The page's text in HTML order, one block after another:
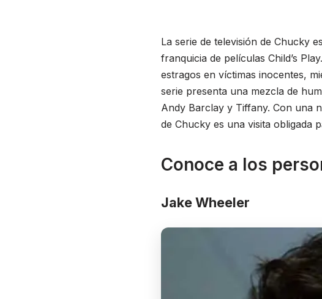
La serie de televisión de Chucky
franquicia de películas Child’s
estragos en víctimas inocentes,
serie presenta una mezcla de
Andy Barclay y Tiffany. Con una
de Chucky es una visita obligada
Conoce a los
Jake Wheeler